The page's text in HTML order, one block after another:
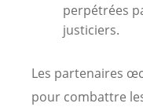
perpétrées
justiciers.
Les partenaires
pour combattre